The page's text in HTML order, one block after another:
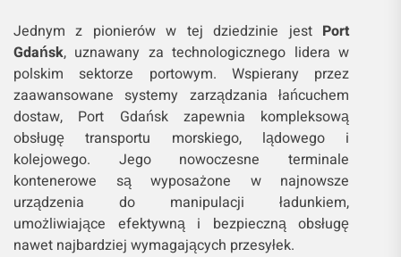
Jednym z pionierów w tej dziedzinie jest Port
Gdańsk, uznawany za technologicznego lidera w
polskim sektorze portowym. Wspierany przez
zaawansowane systemy zarządzania łańcuchem
dostaw, Port Gdańsk zapewnia kompleksową
obsługę transportu morskiego, lądowego i
kolejowego. Jego nowoczesne terminale
kontenerowe są wyposażone w najnowsze
urządzenia do manipulacji ładunkiem,
umożliwiające efektywną i bezpieczną obsługę
nawet najbardziej wymagających przesyłek.